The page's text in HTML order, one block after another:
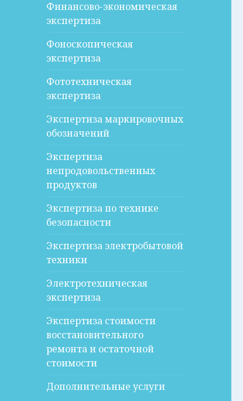
Финансово-экономическая
экспертиза
Фоноскопическая
экспертиза
Фототехническая
экспертиза
Экспертиза маркировочных
обозначений
Экспертиза
непродовольственных
продуктов
Экспертиза по технике
безопасности
Экспертиза электробытовой
техники
Электротехническая
экспертиза
Экспертиза стоимости
восстановительного
ремонта и остаточной
стоимости
Дополнительные услуги